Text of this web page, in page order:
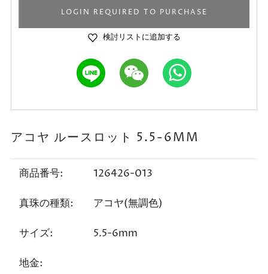
LOGIN REQUIRED TO PURCHASE
検討リストに追加する
アコヤ ルースロット 5.5-6MM
商品番号: 126426-013
真珠の種類: アコヤ(無調色)
サイズ: 5.5-6mm
地金: